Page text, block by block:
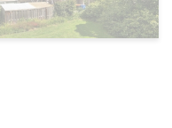
waar je direct kunt
Dan is
niet wilt missen. Een
op een rustige,
van Zwolle op korte